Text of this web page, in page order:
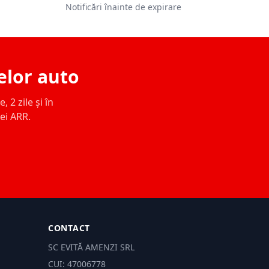
Notificări înainte de expirare
auto
2 zile și în
ARR.
CONTACT
SC EVITĂ AMENZI SRL
CUI: 47006778